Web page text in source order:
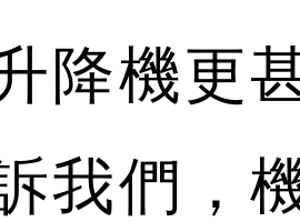
降機更
我們，